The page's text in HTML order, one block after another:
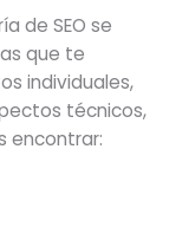
de SEO se
que te
individuales,
técnicos,
encontrar: